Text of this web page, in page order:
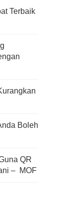
Terbaik
Boleh
QR
– MOF